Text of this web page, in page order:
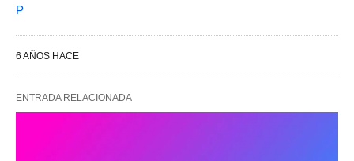
P
6 AÑOS HACE
ENTRADA RELACIONADA